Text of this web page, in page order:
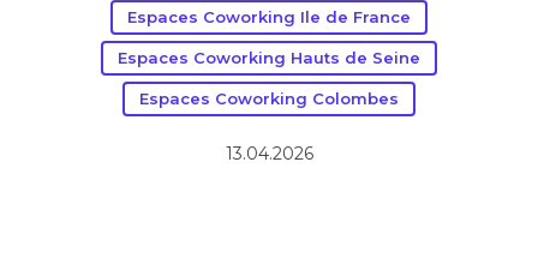
Espaces Coworking Ile de France
Espaces Coworking Hauts de Seine
Espaces Coworking Colombes
13.04.2026